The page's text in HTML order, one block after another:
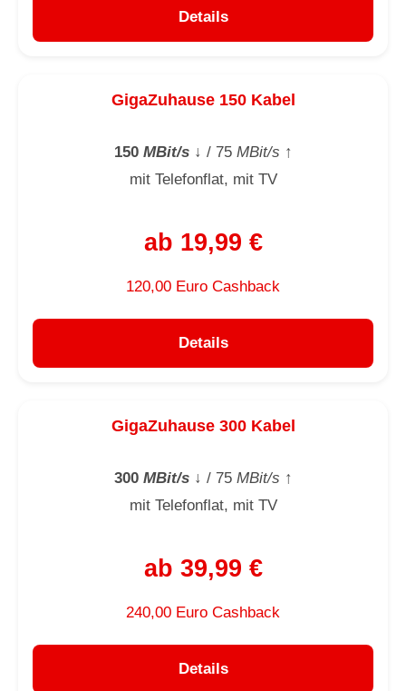
Details
GigaZuhause 150 Kabel
150MBit/s↓ / 75MBit/s ↑
mit Telefonflat, mit TV
ab 19,99 €
120,00 Euro Cashback
Details
GigaZuhause 300 Kabel
300MBit/s↓ / 75MBit/s ↑
mit Telefonflat, mit TV
ab 39,99 €
240,00 Euro Cashback
Details